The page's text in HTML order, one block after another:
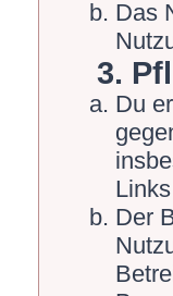
Das
3.
Du
Der